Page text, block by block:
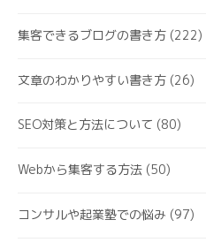
集客できるブログの書き方 (222)
文章のわかりやすい書き方 (26)
SEO対策と方法について (80)
Webから集客する方法 (50)
コンサルや起業塾での悩み (97)